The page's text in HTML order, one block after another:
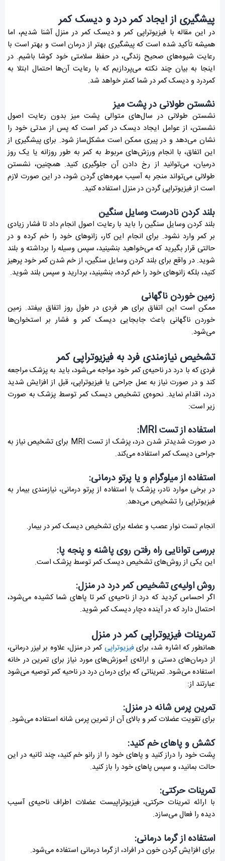
پیشگیری از ایجاد کمر درد و دیسک کمر
در این مقاله با فیزیوتراپی کمر و دیسک کمر در منزل آشنا شدیم، اما
همیشه تأکید شده است که پیشگیری بهتر از درمان است و بهتر است با
رعایت شیوه‌های صحیح زندگی، در حفظ سلامتی خود کوشا باشیم. در
اینجا به بیان چند نکته می‌پردازیم که با رعایت آن‌ها احتمال ابتلا به
کمردرد و دیسک کمر در شما کمتر خواهد شد.
نشستن طولانی در پشت میز
نشستن طولانی در سال‌های متوالی پشت میز بدون رعایت اصول
نشستن، از عوامل ایجاد دیسک در کمر است که پس از مدتی خود را
نشان می‌دهد و در پیری ممکن است مشکل‌ساز شود. برای پیشگیری از
این اتفاق، با انجام ورزش‌های مربوط به کمر به طور روزانه یا یک روز
درمیان، می‌توانید از رخ دادن آن جلوگیری کنید. همچنین، نشستن
طولانی می‌تواند منجر به آسیب مهره‌های گردن شود، در این صورت لازم
است از فیزیوتراپی گردن در منزل استفاده کنید.
بلند کردن نادرست وسایل سنگین
بلند کردن وسایل سنگین را باید با رعایت اصول انجام داد تا فشار زیادی
بر کمر وارد نشود. برای انجام این کار، زانوهای خود را خم کرده و در
حالتی قرار بگیرید که می‌خواهید بنشینید، سپس وسیله را برداشته و بلند
شوید. در واقع برای بلند کردن وسایل سنگین، از خم شدن کمر خود پرهیز
کنید، بلکه زانوهای خود را خم کرده، بنشینید، بردارید و سپس بلند شوید.
زمین خوردن ناگهانی
ممکن است این اتفاق برای هر فردی در طول روز اتفاق بیفتد. زمین
خوردن ناگهانی باعث جابجایی دیسک کمر و فشار بر استخوان‌ها
می‌شود.
تشخیص نیازمندی فرد به فیزیوتراپی کمر
فردی که با درد در ناحیه‌ی کمر خود مواجه می‌شود، باید به پزشک مراجعه
کند و در صورت نیاز به عمل جراحی یا فیزیوتراپی، قبل از افزایش شدید
درد، اقدام نماید. نحوه‌ی تشخیص دیسک کمر توسط پزشک به صورت
زیر است:
استفاده از تست MRI:
در صورت شدیدتر شدن درد، پزشک از تست MRI برای تشخیص نیاز به
جراحی دیسک کمر استفاده می‌کند.
استفاده از میلوگرام و یا پرتو درمانی:
در برخی موارد نادر، پزشک با استفاده از پرتو درمانی، نیازمندی بیمار به
فیزیوتراپی را تشخیص می‌دهد.
انجام تست نوار عصب و عضله برای تشخیص دیسک کمر در بیمار.
بررسی توانایی راه رفتن روی پاشنه و پنجه پا:
این یکی از روش‌های تشخیص دیسک کمر توسط پزشک است.
روش اولیه‌ی تشخیص کمر درد در منزل:
اگر احساس کردید که درد از ناحیه‌ی کمر تا پاهای شما کشیده می‌شود،
احتمال دارد که در آینده دچار دیسک کمر شوید.
تمرینات فیزیوتراپی کمر در منزل
همانطور که اشاره شد، برایفیزیوتراپی کمر در منزل، علاوه بر لیزر درمانی،
از درمان‌های دستی و ارائه‌ی آموزش‌های مورد نیاز برای تمرین در خانه
استفاده می‌شود. تمریناتی که برای درمان درد در ناحیه کمر توصیه می‌شود
عبارتند از:
تمرین پرس شانه در منزل:
برای تقویت عضلات کمر و بالای آن از تمرین پرس شانه استفاده می‌شود.
کشش و پاهای خم کنید:
پشت خود را دراز کنید و پاهای خود را از رانو خم کنید، چند ثانیه در این
حالت بمانید، و سپس پاهای خود را باز کنید.
تمرینات حرکتی:
با ارائه تمرینات حرکتی، فیزیوتراپیست عضلات اطراف ناحیه‌ی آسیب
دیده را فعال می‌سازد.
استفاده از گرما درمانی:
برای افزایش گردن خون در افراد، از گرما درمانی استفاده می‌شود.